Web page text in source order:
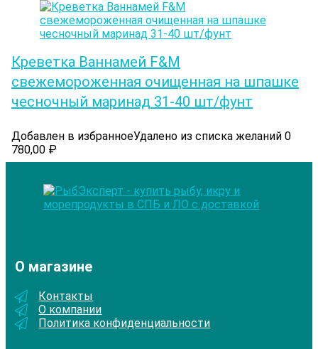
Креветка Ваннамей F&M
свежемороженная очищенная на шпашке
чесночный маринад 31-40 шт/фунт
Добавлен в избранноеУдалено из списка желаний 0
780,00 ₽
О магазине
Контакты
О компании
Политика конфиденциальности